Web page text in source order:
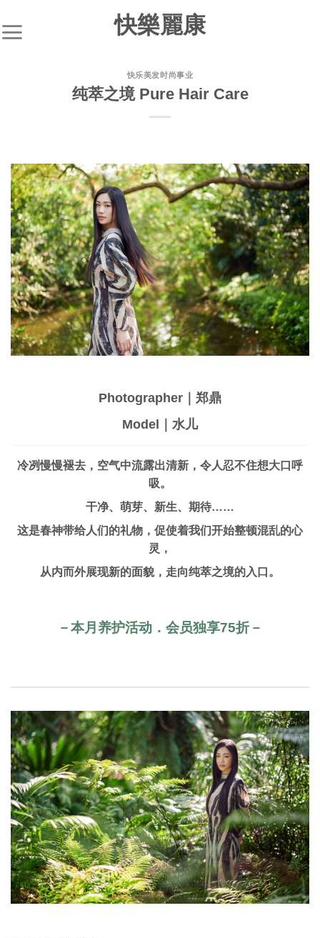
快樂麗康
快乐美发时尚事业
纯萃之境 Pure Hair Care
Photographer｜郑鼎
Model｜水儿
冷冽慢慢褪去，空气中流露出清新，令人忍不住想大口呼
吸。
干净、萌芽、新生、期待……
这是春神带给人们的礼物，促使着我们开始整顿混乱的心
灵，
从内而外展现新的面貌，走向纯萃之境的入口。
－本月养护活动．会员独享75折－